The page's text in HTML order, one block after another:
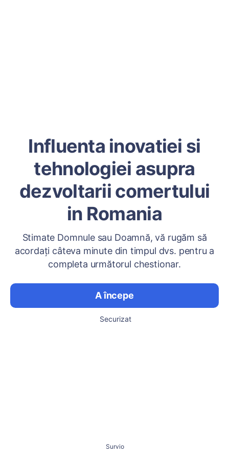
Influenta inovatiei si
tehnologiei asupra
dezvoltarii comertului
in Romania
Stimate Domnule sau Doamnă, vă rugăm să
acordați câteva minute din timpul dvs. pentru a
completa următorul chestionar.
A începe
Securizat
Survio